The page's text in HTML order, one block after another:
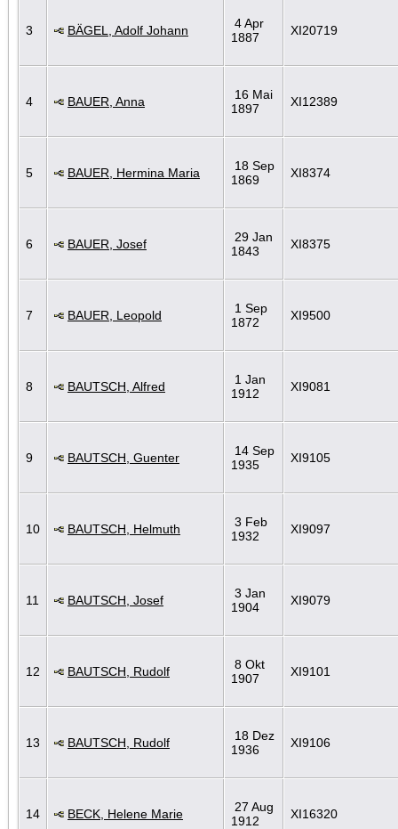
3 BÄGEL, Adolf Johann
4 Apr
1887
XI20719
4 BAUER, Anna
16 Mai
1897
XI12389
5 BAUER, Hermina Maria
18 Sep
1869
XI8374
6 BAUER, Josef
29 Jan
1843
XI8375
7 BAUER, Leopold
1 Sep
1872
XI9500
8 BAUTSCH, Alfred
1 Jan
1912
XI9081
9 BAUTSCH, Guenter
14 Sep
1935
XI9105
10 BAUTSCH, Helmuth
3 Feb
1932
XI9097
11 BAUTSCH, Josef
3 Jan
1904
XI9079
12 BAUTSCH, Rudolf
8 Okt
1907
XI9101
13 BAUTSCH, Rudolf
18 Dez
1936
XI9106
14 BECK, Helene Marie
27 Aug
1912
XI16320